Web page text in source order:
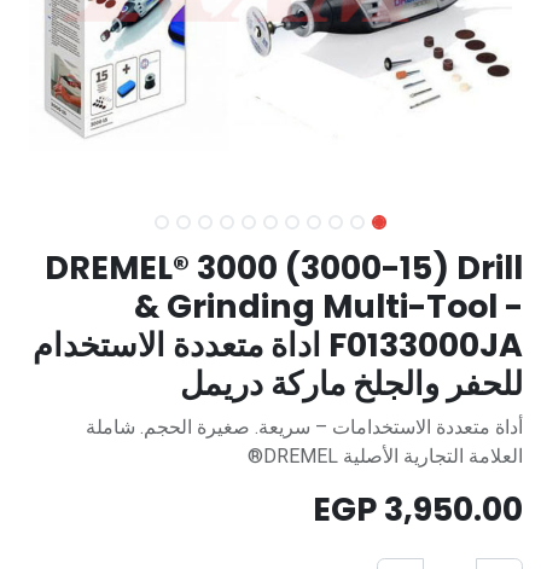
DREMEL® 3000 (3000-15) Drill
& Grinding Multi-Tool -
F0133000JA اداة متعددة الاستخدام
للحفر والجلخ ماركة دريمل
أداة متعددة الاستخدامات – سريعة. صغيرة الحجم. شاملة
العلامة التجارية الأصلية DREMEL®
3,950.00